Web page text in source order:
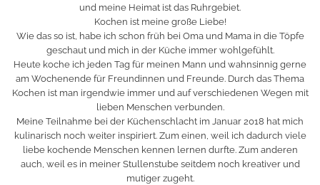
und meine Heimat ist das Ruhrgebiet.
Kochen ist meine große Liebe!
Wie das so ist, habe ich schon früh bei Oma und Mama in die Töpfe
geschaut und mich in der Küche immer wohlgefühlt.
Heute koche ich jeden Tag für meinen Mann und wahnsinnig gerne
am Wochenende für Freundinnen und Freunde. Durch das Thema
Kochen ist man irgendwie immer und auf verschiedenen Wegen mit
lieben Menschen verbunden.
Meine Teilnahme bei der Küchenschlacht im Januar 2018 hat mich
kulinarisch noch weiter inspiriert. Zum einen, weil ich dadurch viele
liebe kochende Menschen kennen lernen durfte. Zum anderen
auch, weil es in meiner Stullenstube seitdem noch kreativer und
mutiger zugeht.